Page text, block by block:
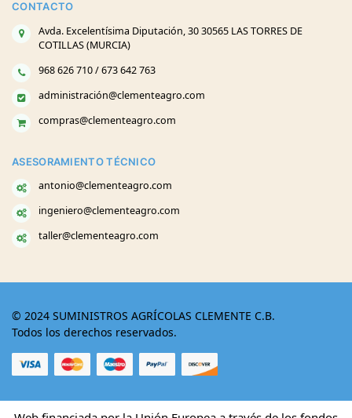
CONTACTO
Avda. Excelentísima Diputación, 30 30565 LAS TORRES DE
COTILLAS (MURCIA)
968 626 710 / 673 642 763
administración@clementeagro.com
compras@clementeagro.com
ASESORAMIENTO TÉCNICO
antonio@clementeagro.com
ingeniero@clementeagro.com
taller@clementeagro.com
© 2024 SUMINISTROS AGRÍCOLAS CLEMENTE C.B.
Todos los derechos reservados.